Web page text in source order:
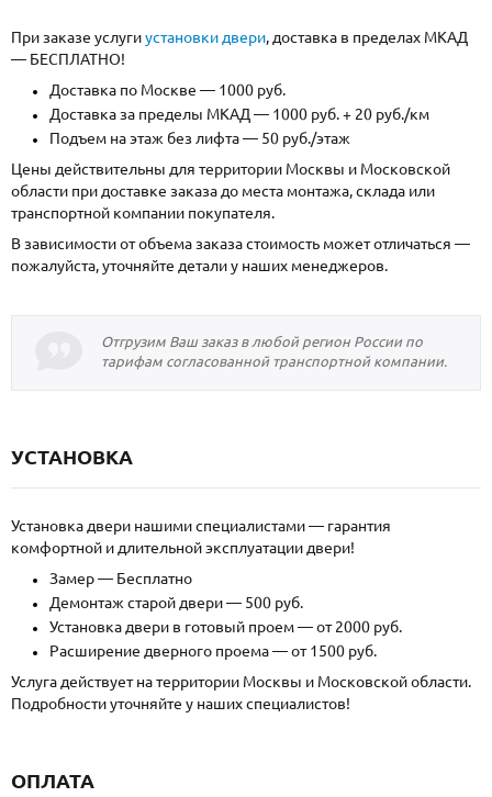
При заказе услугиустановки двери, доставка в пределах МКАД
— БЕСПЛАТНО!
Доставка по Москве — 1000 руб.
Доставка за пределы МКАД — 1000 руб. + 20 руб./км
Подъем на этаж без лифта — 50 руб./этаж
Цены действительны для территории Москвы и Московской
области при доставке заказа до места монтажа, склада или
транспортной компании покупателя.
В зависимости от объема заказа стоимость может отличаться —
пожалуйста, уточняйте детали у наших менеджеров.
Отгрузим Ваш заказ в любой регион России по
тарифам согласованной транспортной компании.
УСТАНОВКА
Установка двери нашими специалистами — гарантия
комфортной и длительной эксплуатации двери!
Замер — Бесплатно
Демонтаж старой двери — 500 руб.
Установка двери в готовый проем — от 2000 руб.
Расширение дверного проема — от 1500 руб.
Услуга действует на территории Москвы и Московской области.
Подробности уточняйте у наших специалистов!
ОПЛАТА